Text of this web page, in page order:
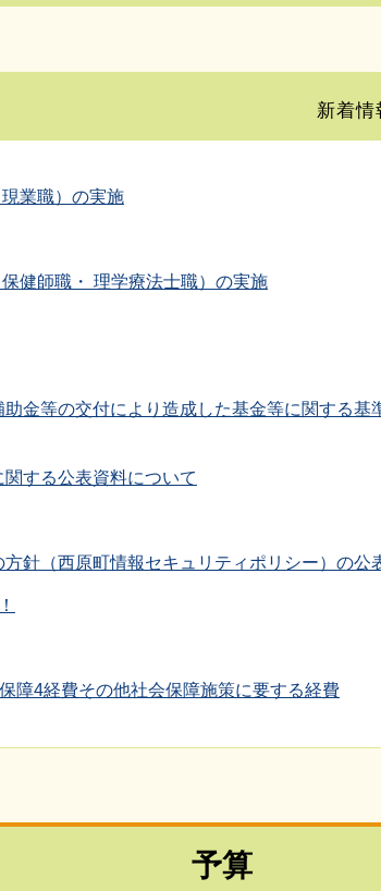
業職）の実施
健師職・ 理学療法士職）の実施
金等の交付により造成した基金等に関する基
する公表資料について
針（西原町情報セキュリティポリシー）の公
障4経費その他社会保障施策に要する経費
新着情
予算